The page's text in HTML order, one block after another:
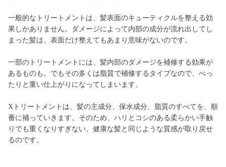
一般的なトリートメントは、髪表面のキューティクルを整える効
果しかありません。ダメージによって内部の成分が流れ出してし
まった髪は、表面だけ整えてもあまり意味がないのです。
一部のトリートメントには、髪内部のダメージを補修する効果が
あるものも。でもその多くは脂質で補修するタイプなので、べっ
たりと重い仕上がりになってしまいます。
Xトリートメントは、髪の主成分、保水成分、脂質のすべてを、順
番に補っていきます。そのため、ハリとコシのある柔らかい手触
りでも重くなりすぎない、健康な髪と同じような質感が取り戻せ
るのです。